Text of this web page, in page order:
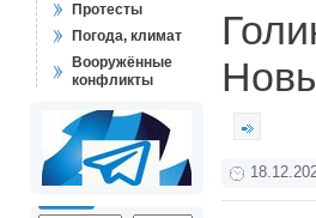
Протесты
Погода, климат
Вооружённые
конфликты